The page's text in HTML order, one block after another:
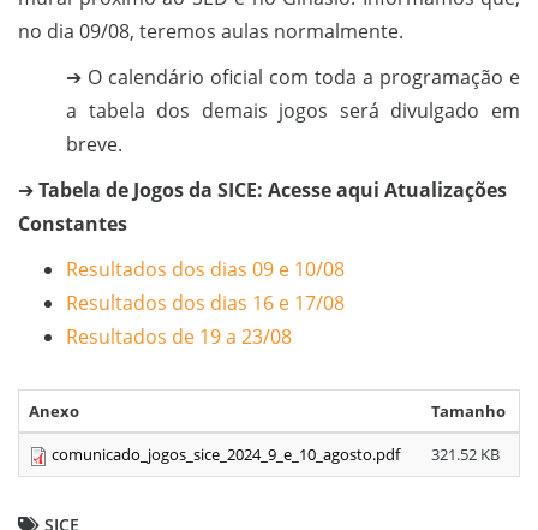
no dia 09/08, teremos aulas normalmente.
➔ O calendário oficial com toda a programação e
a tabela dos demais jogos será divulgado em
breve.
➔Tabela de Jogos da SICE: Acesse aqui Atualizações
Constantes
Resultados dos dias 09 e 10/08
Resultados dos dias 16 e 17/08
Resultados de 19 a 23/08
Anexo
Tamanho
comunicado_jogos_sice_2024_9_e_10_agosto.pdf
321.52 KB
SICE